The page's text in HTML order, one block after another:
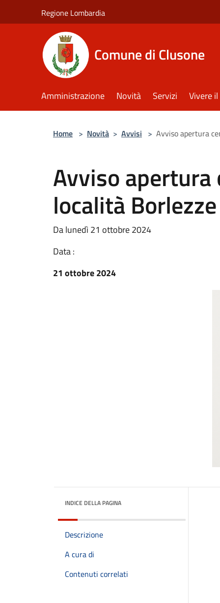
Regione Lombardia
Comune di Clusone
Amministrazione Novità Servizi Vivere
Home > Novità > Avvisi > Avviso apertura
Avviso
località Borlezze
Da lunedì 21 ottobre 2024
Data :
21 ottobre 2024
INDICE DELLA PAGINA
Descrizione
A cura di
Contenuti correlati